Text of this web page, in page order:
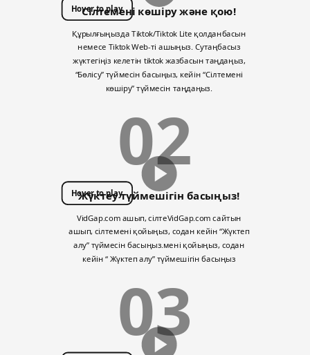
Hover to play
Сілтемені көшіру және қою!
Құрылғыңызда Tiktok/Tiktok Lite қолданбасын
немесе Tiktok Web-ті ашыңыз. Сутаңбасыз
жүктегіңіз келетін tiktok жазбасын таңдаңыз,
“Бөлісу” түймесін басыңыз, кейін “Сілтемені
көшіру” түймесін таңдаңыз.
02
Hover to play
Жүктеу түймешігін басыңыз!
VidGap.com ашып, сілтеVidGap.com сайтын
ашып, сілтемені қойыңыз, содан кейін “Жүктеп
алу” түймесін басыңыз.мені қойыңыз, содан
кейін “ Жүктеп алу” түймешігін басыңыз
03